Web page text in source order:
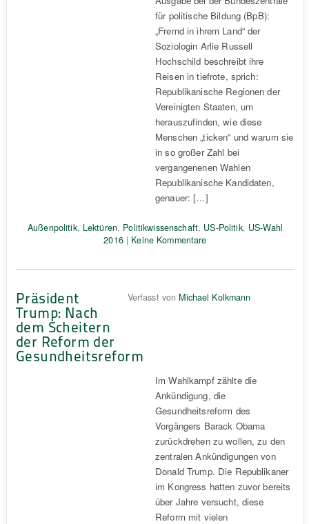
für politische Bildung (BpB):
„Fremd in ihrem Land“ der
Soziologin Arlie Russell
Hochschild beschreibt ihre
Reisen in tiefrote, sprich:
Republikanische Regionen der
Vereinigten Staaten, um
herauszufinden, wie diese
Menschen „ticken“ und warum sie
in so großer Zahl bei
vergangenenen Wahlen
Republikanische Kandidaten,
genauer: […]
Außenpolitik, Lektüren, Politikwissenschaft, US-Politik, US-Wahl
2016| Keine Kommentare
Präsident
Trump: Nach
dem Scheitern
der Reform der
Gesundheitsreform
Verfasst von Michael Kolkmann
Im Wahlkampf zählte die
Ankündigung, die
Gesundheitsreform des
Vorgängers Barack Obama
zurückdrehen zu wollen, zu den
zentralen Ankündigungen von
Donald Trump. Die Republikaner
im Kongress hatten zuvor bereits
über Jahre versucht, diese
Reform mit vielen